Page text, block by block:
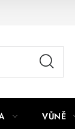
VŮNĚ